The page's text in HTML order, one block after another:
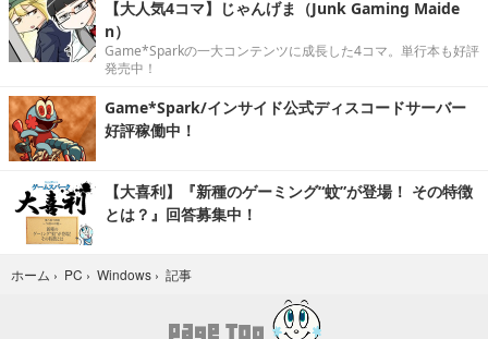
【大人気4コマ】じゃんげま（Junk Gaming Maide
n）
Game*Sparkの一大コンテンツに成長した4コマ。単行本も好評
発売中！
Game*Spark/インサイド公式ディスコードサーバー
好評稼働中！
【大喜利】『新種のゲーミング“蚊”が登場！ その特徴
とは？』回答募集中！
ホーム › PC › Windows › 記事